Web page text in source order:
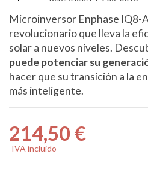
Microinversor Enphase IQ8-
revolucionario que lleva la
solar a nuevos niveles.
puede potenciar su
hacer que su transición a la
más inteligente.
214,50 €
IVA incluido